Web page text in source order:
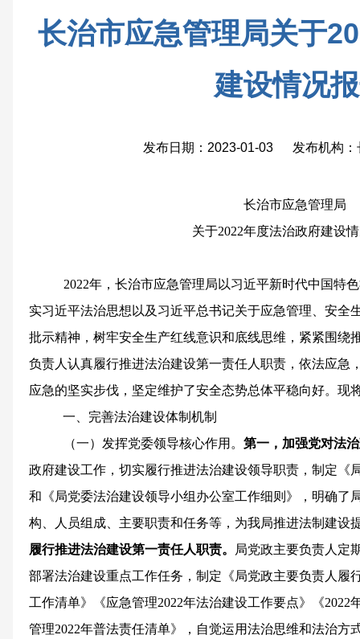
长治市应急管理局关于
建设情况
发布日期：2023-01-03 发布机构：
长治市应急管理局
关于2022年度法治政府建设
2022年，长治市应急管理局以习近平新时代中国特
实习近平法治思想以及习近平总书记关于应急管理、安全
批示精神，树牢安全生产红线意识和底线思维，紧紧围绕
负责人认真履行推进法治建设第一责任人职责，依法应急
应急的坚实步伐，坚定维护了安全态势总体平稳向好。现
一、完善法治建设体制机制
（一）发挥党委领导核心作用。 第一， 加强党对法
政府建设工作，切实履行推进法治建设领导职责，制定《
和《局党委法治建设领导小组办公室工作细则》，明确了
构、人员组成、主要职责和任务等，为我局推进法制建设
履行推进法治建设第一责任人职责。
局党政主要负责人定
部署法治建设重点工作任务，制定《局党政主要负责人履
工作清单》《应急管理2022年法治建设工作要点》《2022
管理2022年普法责任清单》，自觉运用法治思维和法治方